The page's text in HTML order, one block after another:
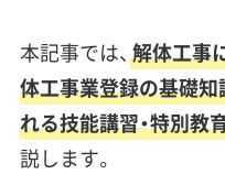
本記事では、 解体工事
体工事業登録の基礎知
れる技能講習・特別教
説します。